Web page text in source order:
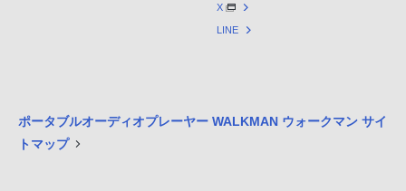
X
LINE
ポータブルオーディオプレーヤー WALKMAN ウォークマン サイ
トマップ